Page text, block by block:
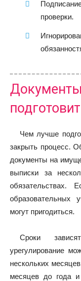
проверки.
Чем лучше
закрыть процесс.
документы на
выписки за
образовательных
могут пригодиться.
Сроки
урегулирование
нескольких
месяцев до года